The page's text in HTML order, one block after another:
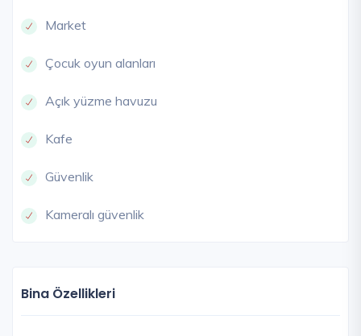
Market
Çocuk oyun alanları
Açık yüzme havuzu
Kafe
Güvenlik
Kameralı güvenlik
Bina Özellikleri